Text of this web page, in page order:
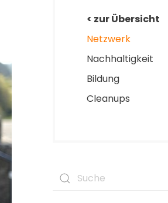
< zur Übersicht
Netzwerk
Nachhaltigkeit
Bildung
Cleanups